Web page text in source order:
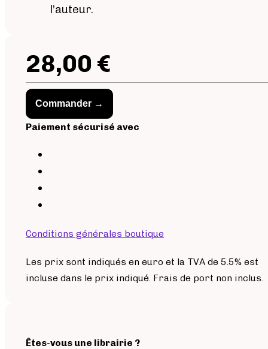
l’auteur.
28,00 €
Commander →
Paiement sécurisé avec
Conditions générales boutique
Les prix sont indiqués en euro et la TVA de 5.5% est
incluse dans le prix indiqué. Frais de port non inclus.
Êtes-vous une librairie ?